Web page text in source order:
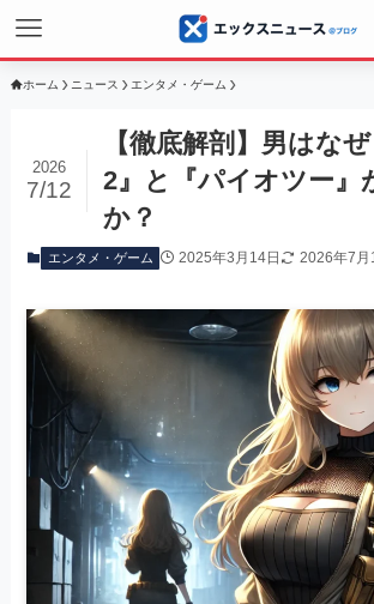
ホーム ニュース エンタメ・ゲーム
【徹底解剖】男はな
2』と『パイオツー』
か？
2026
7/12
エンタメ・ゲーム 2025年3月14日 2026年7月